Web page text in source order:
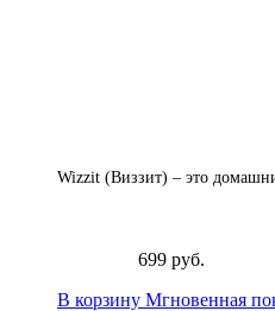
Wizzit (Виззит) – это
699 руб.
В корзину Мгновенная